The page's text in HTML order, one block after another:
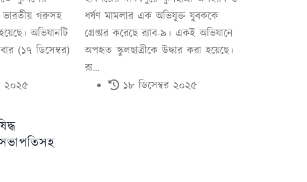
ভারতীয় গরুসহ
অভিযানটি
(১৭ ডিসেম্বর)
২০২৫
ধর্ষণ মামলার এক অভিযুক্ত যুবককে
গ্রেপ্তার করেছে র‌্যাব-৯। একই অভিযানে
অপহৃত স্কুলছাত্রীকে উদ্ধার করা হয়েছে।
র‌্য...
১৮ ডিসেম্বর ২০২৫